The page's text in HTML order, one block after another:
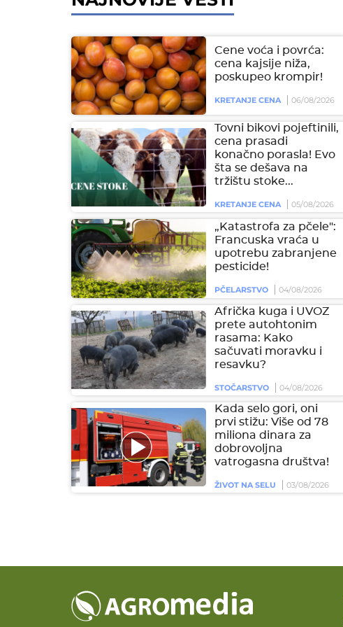
Cene voća i povrća:
cena kajsije niža,
poskupeo krompir!
KRETANJE CENA 06/08/2026
Tovni bikovi pojeftinili,
cena prasadi
konačno porasla! Evo
šta se dešava na
tržištu stoke...
KRETANJE CENA 05/08/2026
„Katastrofa za pčele":
Francuska vraća u
upotrebu zabranjene
pesticide!
PČELARSTVO 04/08/2026
Afrička kuga i UVOZ
prete autohtonim
rasama: Kako
sačuvati moravku i
resavku?
STOČARSTVO 04/08/2026
Kada selo gori, oni
prvi stižu: Više od 78
miliona dinara za
dobrovoljna
vatrogasna društva!
ŽIVOT NA SELU 03/08/2026